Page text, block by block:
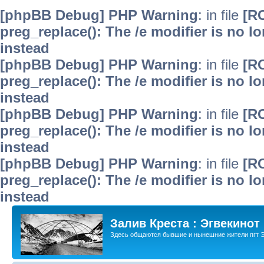
[phpBB Debug] PHP Warning: in file
preg_replace(): The /e modifier is no
instead
[phpBB Debug] PHP Warning: in file
preg_replace(): The /e modifier is no
instead
[phpBB Debug] PHP Warning: in file
preg_replace(): The /e modifier is no
instead
[phpBB Debug] PHP Warning: in file
preg_replace(): The /e modifier is no
instead
Залив Креста : Эгвекинот
Здесь общаются бывшие и нынешние жители пгт